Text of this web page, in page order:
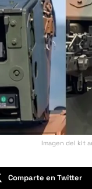
Imagen del kit
Comparte en Twitter